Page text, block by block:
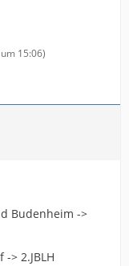
15:06)
Budenheim ->
> 2.JBLH